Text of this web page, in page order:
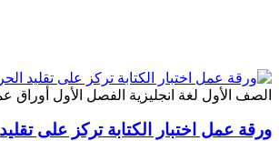
الصف الأول لغة انجليزية الفصل الأول أوراق
ورقة عمل اختبار الكتابة تركز على